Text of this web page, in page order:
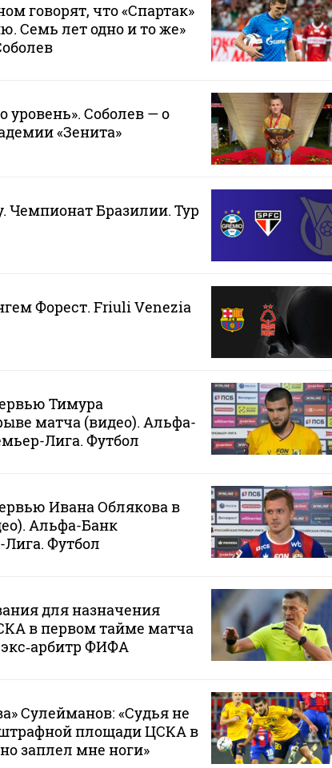
говорят, что «Спартак»
Семь лет одно и то же»
уровень». Соболев — о
«Зенита»
Чемпионат Бразилии. Тур
Форест. Friuli Venezia
Тимура
матча (видео). Альфа-
Лига. Футбол
Ивана Облякова в
Альфа-Банк
Футбол
для назначения
в первом тайме матча
экс‑арбитр ФИФА
Сулейманов: «Судья не
площади ЦСКА в
заплел мне ноги»